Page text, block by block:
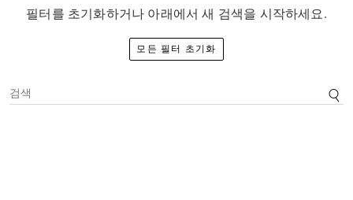
필터를 초기화하거나 아래에서 새 검색을 시작하세요.
모든 필터 초기화